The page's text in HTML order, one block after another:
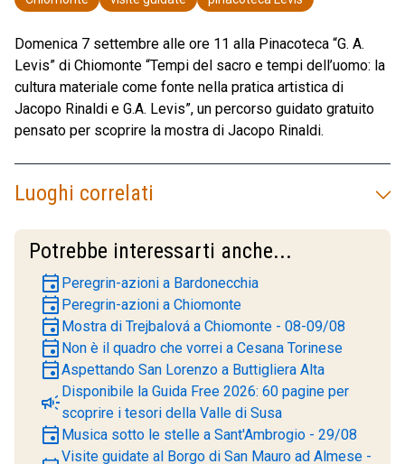
Domenica 7 settembre alle ore 11 alla Pinacoteca “G. A.
Levis” di Chiomonte “Tempi del sacro e tempi dell’uomo: la
cultura materiale come fonte nella pratica artistica di
Jacopo Rinaldi e G.A. Levis”, un percorso guidato gratuito
pensato per scoprire la mostra di Jacopo Rinaldi.
Luoghi correlati
Potrebbe interessarti anche...
event Peregrin-azioni a Bardonecchia
event Peregrin-azioni a Chiomonte
event Mostra di Trejbalová a Chiomonte - 08-09/08
event Non è il quadro che vorrei a Cesana Torinese
eventAspettando San Lorenzo a Buttigliera Alta
campaignDisponibile la Guida Free 2026: 60 pagine per
scoprire i tesori della Valle di Susa
event Musica sotto le stelle a Sant'Ambrogio - 29/08
Visite guidate al Borgo di San Mauro ad Almese -